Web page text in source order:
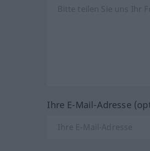
Ihre E-Mail-Adresse